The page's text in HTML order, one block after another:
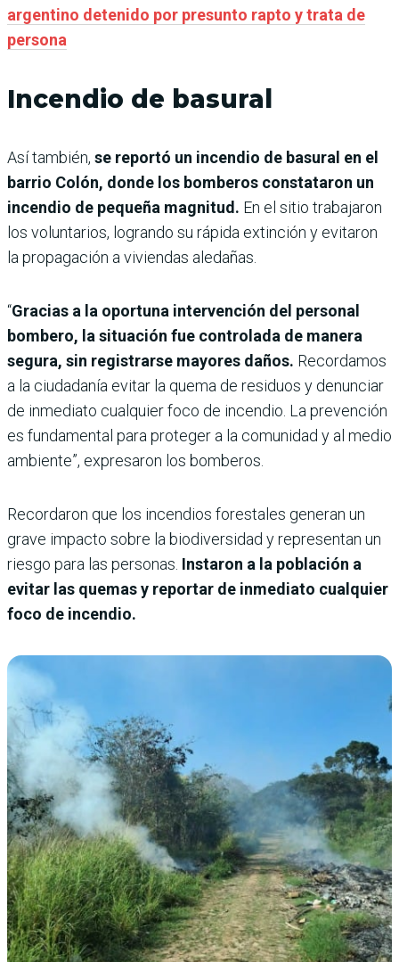
argentino detenido por presunto rapto y trata de
persona
Incendio de basural
Así también, se reportó un incendio de basural en el
barrio Colón, donde los bomberos constataron un
incendio de pequeña magnitud. En el sitio trabajaron
los voluntarios, logrando su rápida extinción y evitaron
la propagación a viviendas aledañas.
“Gracias a la oportuna intervención del personal
bombero, la situación fue controlada de manera
segura, sin registrarse mayores daños. Recordamos
a la ciudadanía evitar la quema de residuos y denunciar
de inmediato cualquier foco de incendio. La prevención
es fundamental para proteger a la comunidad y al medio
ambiente”, expresaron los bomberos.
Recordaron que los incendios forestales generan un
grave impacto sobre la biodiversidad y representan un
riesgo para las personas. Instaron a la población a
evitar las quemas y reportar de inmediato cualquier
foco de incendio.